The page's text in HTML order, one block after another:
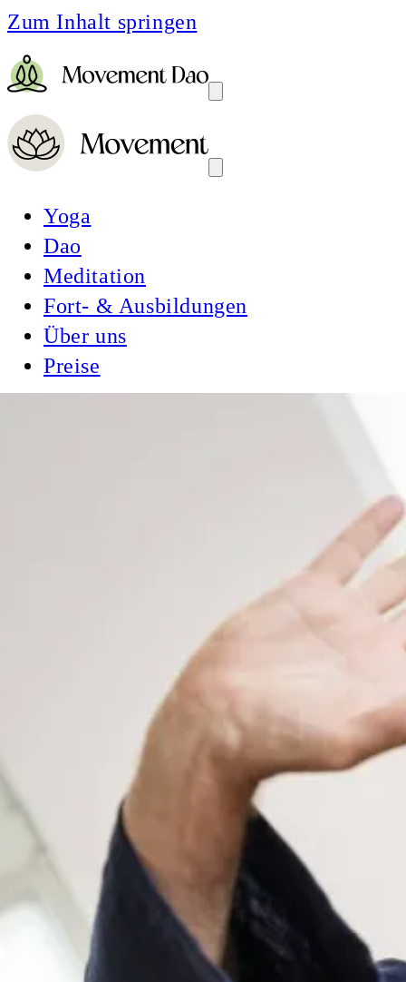
Zum Inhalt springen
Yoga
Dao
Meditation
Fort- & Ausbildungen
Über uns
Preise